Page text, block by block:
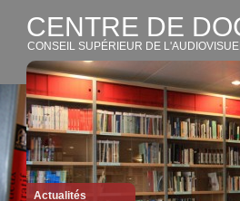
CENTRE DE
CONSEIL SUPÉRIEUR DE
Actualités